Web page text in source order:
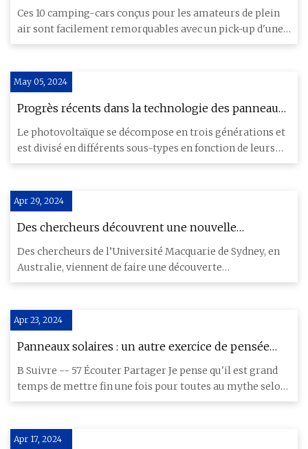
votre moitié
Ces 10 camping-cars conçus pour les amateurs de plein
air sont facilement remorquables avec un pick-up d'une
demi-tonne
May 05, 2024
Progrès récents dans la technologie des panneaux
solaires
Le photovoltaïque se décompose en trois générations et
est divisé en différents sous-types en fonction de leurs
proprié
Apr 29, 2024
Des chercheurs découvrent une nouvelle
utilisation choquante des micro-ondes qui pourrait
nous aider à alimenter notre maison : "Les
gouvernements l'exigent"
Des chercheurs de l’Université Macquarie de Sydney, en
Australie, viennent de faire une découverte
révolutionnaire dans
Apr 23, 2024
Panneaux solaires : un autre exercice de pensée
magique
B Suivre -- 57 Écouter Partager Je pense qu'il est grand
temps de mettre fin une fois pour toutes au mythe selon
lequel
Apr 17, 2024